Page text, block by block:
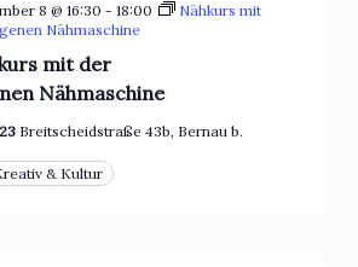
mit der
Nähmaschine
8 @ 16:30 -18:00
Nähkurs mit
Nähmaschine
Breitscheidstraße 43b, Bernau b.
& Kultur